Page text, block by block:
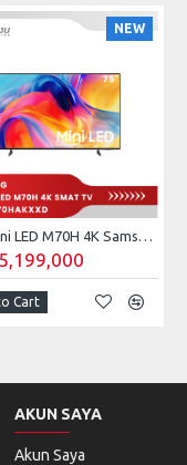
NEW
75" Mini LED M70H 4K Samsung Vision AI Smart TV (2026) UA-75M70HAKXXD
Cart
AKUN SAYA
Akun Saya